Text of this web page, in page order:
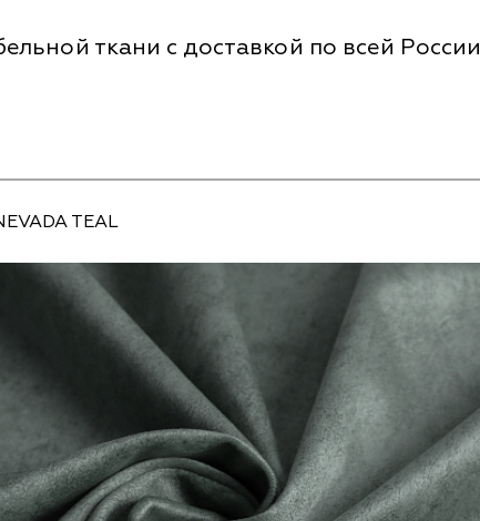
ткани с доставкой по всей России
TEAL